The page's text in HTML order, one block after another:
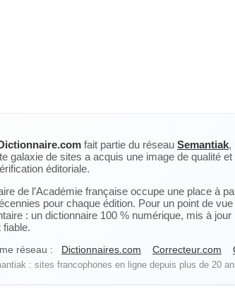
fait partie du réseau Semantiak,
galaxie de sites a acquis une image de qualité
éditoriale.
de l’Académie française occupe une place à
pour chaque édition. Pour un point de
: un dictionnaire 100 % numérique, mis à
fiable.
réseau : Dictionnaires.com Correcteur.com
: sites francophones en ligne depuis plus de 20